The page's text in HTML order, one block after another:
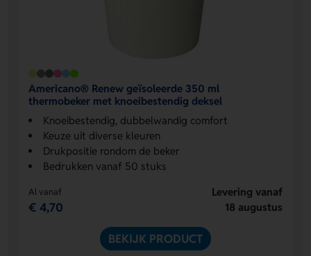
Americano® Renew geïsoleerde 350 ml
thermobeker met knoeibestendig deksel
Knoeibestendig, dubbelwandig comfort
Keuze uit diverse kleuren
Drukpositie rondom de beker
Bedrukken vanaf 50 stuks
Al vanaf
€ 4,70
Levering vanaf
18 augustus
BEKIJK PRODUCT